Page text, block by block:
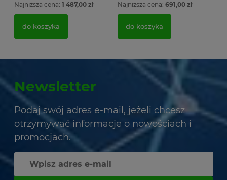
Najniższa cena: 1 487,00 zł
do koszyka
Najniższa cena: 691,00 zł
do koszyka
Newsletter
Podaj swój adres e-mail, jeżeli chcesz
otrzymywać informacje o nowościach i
promocjach.